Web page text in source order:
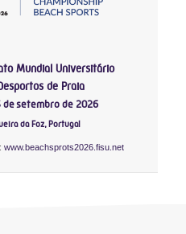
Mundial Universitário
de Praia
de setembro de 2026
da Foz, Portugal
www.beachsprots2026.fisu.net